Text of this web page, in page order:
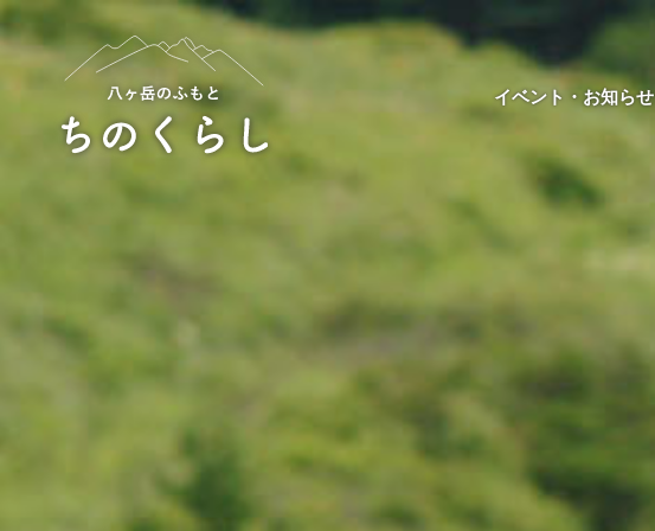
Skip
content
イベント・お知らせ